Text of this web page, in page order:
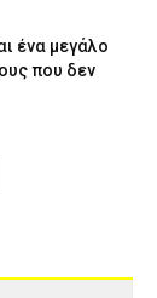
ένα μεγάλο
που δεν